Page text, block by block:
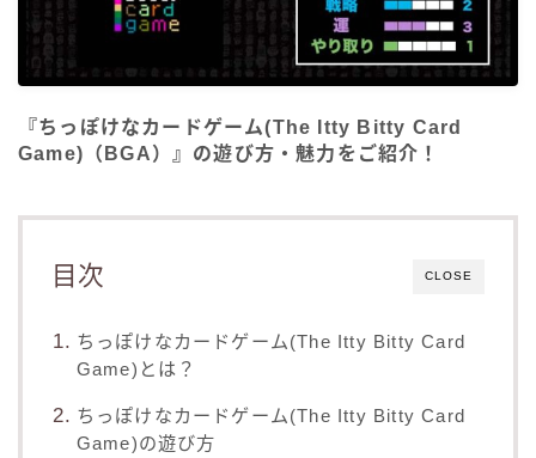
『ちっぽけなカードゲーム(The Itty Bitty Card
Game)（BGA）』の遊び方・魅力をご紹介！
CLOSE
目次
ちっぽけなカードゲーム(The Itty Bitty Card
Game)とは？
ちっぽけなカードゲーム(The Itty Bitty Card
Game)の遊び方